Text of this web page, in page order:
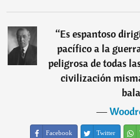
“Es espantoso
pacífico a la
peligrosa de todas
civilización
―
Facebook Twitter